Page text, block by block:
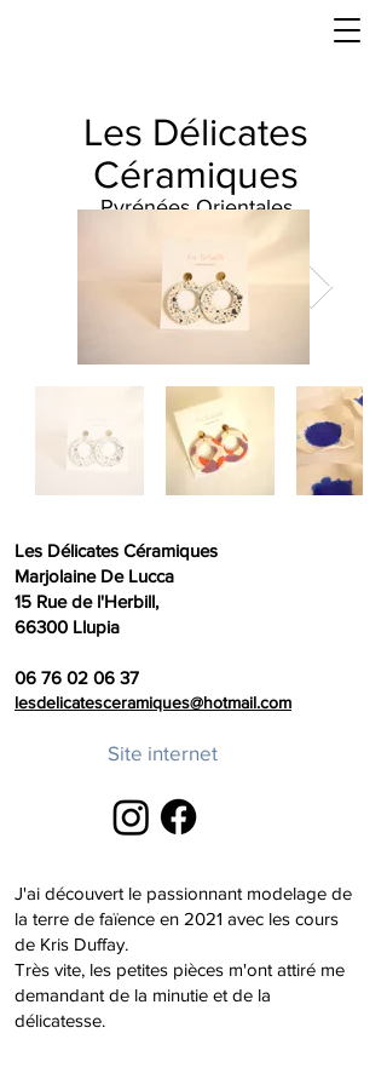
Les Délicates
Céramiques
Pyrénées Orientales
Les Délicates Céramiques
Marjolaine De Lucca
15 Rue de l'Herbill,
66300 Llupia
06 76 02 06 37
lesdelicatesceramiques@hotmail.com
Site internet
J'ai découvert le passionnant modelage de
la terre de faïence en 2021 avec les cours
de Kris Duffay.
Très vite, les petites pièces m'ont attiré me
demandant de la minutie et de la
délicatesse.